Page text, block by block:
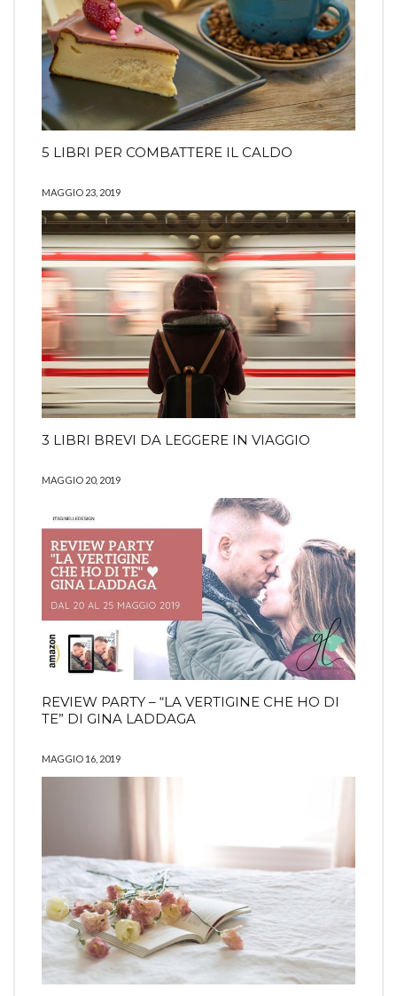
5 LIBRI PER COMBATTERE IL CALDO
MAGGIO 23, 2019
3 LIBRI BREVI DA LEGGERE IN VIAGGIO
MAGGIO 20, 2019
REVIEW PARTY – “LA VERTIGINE CHE HO DI
TE” DI GINA LADDAGA
MAGGIO 16, 2019